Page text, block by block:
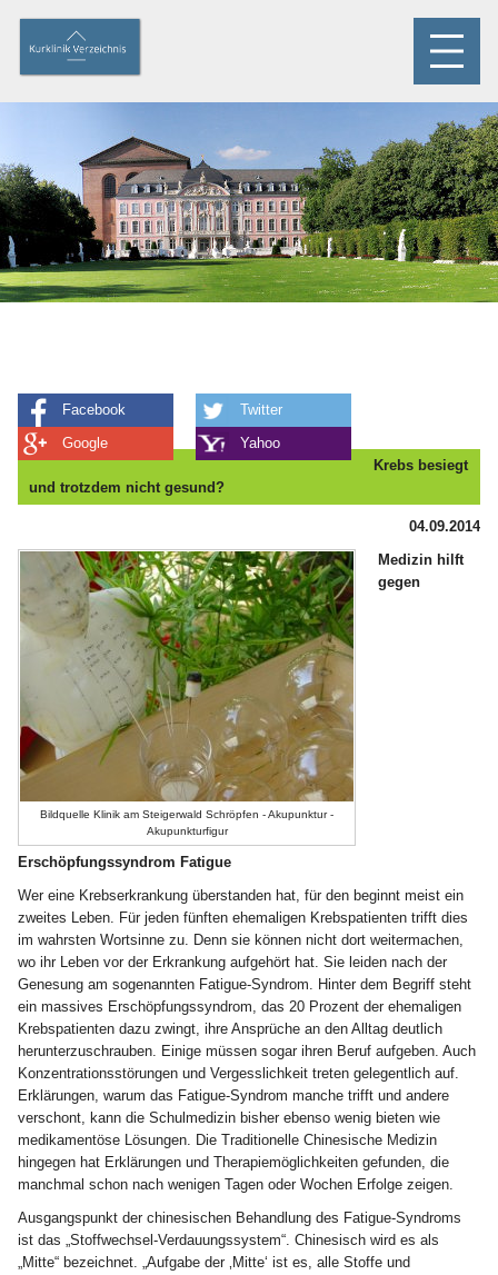
Facebook
Twitter
Google
Yahoo
Krebs besiegt
und trotzdem nicht gesund?
04.09.2014
Bildquelle Klinik am Steigerwald Schröpfen - Akupunktur -
Akupunkturfigur
Medizin hilft
gegen
Erschöpfungssyndrom Fatigue
Wer eine Krebserkrankung überstanden hat, für den beginnt meist ein
zweites Leben. Für jeden fünften ehemaligen Krebspatienten trifft dies
im wahrsten Wortsinne zu. Denn sie können nicht dort weitermachen,
wo ihr Leben vor der Erkrankung aufgehört hat. Sie leiden nach der
Genesung am sogenannten Fatigue-Syndrom. Hinter dem Begriff steht
ein massives Erschöpfungssyndrom, das 20 Prozent der ehemaligen
Krebspatienten dazu zwingt, ihre Ansprüche an den Alltag deutlich
herunterzuschrauben. Einige müssen sogar ihren Beruf aufgeben. Auch
Konzentrationsstörungen und Vergesslichkeit treten gelegentlich auf.
Erklärungen, warum das Fatigue-Syndrom manche trifft und andere
verschont, kann die Schulmedizin bisher ebenso wenig bieten wie
medikamentöse Lösungen. Die Traditionelle Chinesische Medizin
hingegen hat Erklärungen und Therapiemöglichkeiten gefunden, die
manchmal schon nach wenigen Tagen oder Wochen Erfolge zeigen.
Ausgangspunkt der chinesischen Behandlung des Fatigue-Syndroms
ist das „Stoffwechsel-Verdauungssystem“. Chinesisch wird es als
„Mitte“ bezeichnet. „Aufgabe der ‚Mitte‘ ist es, alle Stoffe und